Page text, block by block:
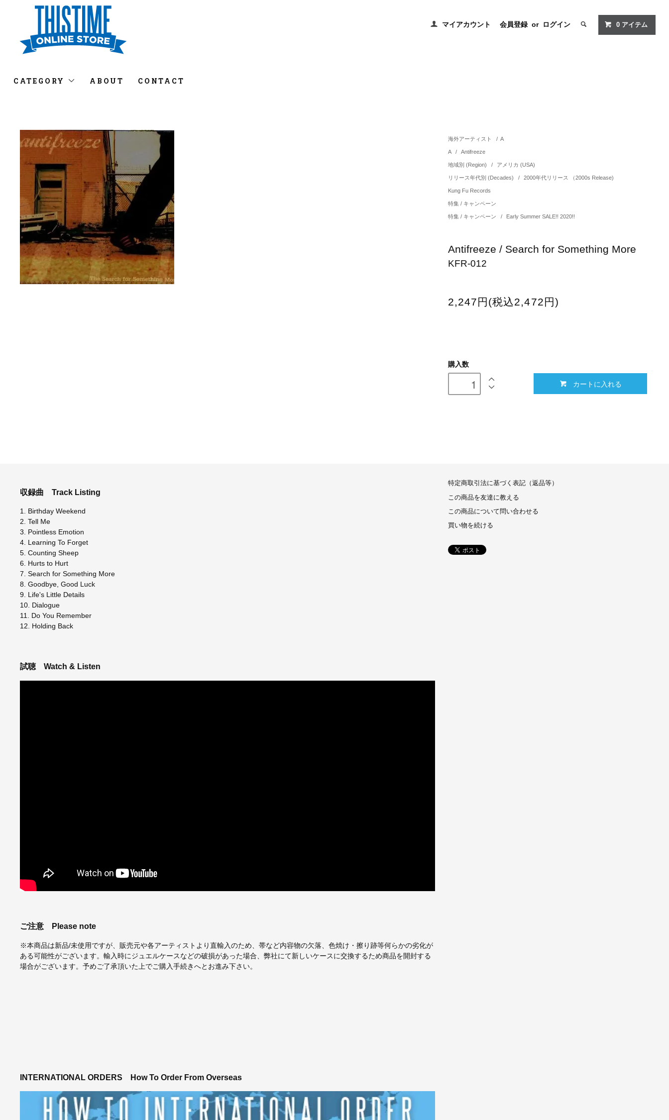
マイアカウント 会員登録 or ログイン 0 アイテム
CATEGORY ABOUT CONTACT
海外アーティスト / A
A / Antifreeze
地域別 (Region) / アメリカ (USA)
リリース年代別 (Decades) / 2000年代リリース （2000s Release)
Kung Fu Records
特集 / キャンペーン
特集 / キャンペーン / Early Summer SALE!! 2020!!
Antifreeze / Search for Something More
KFR-012
2,247円(税込2,472円)
購入数
カートに入れる
収録曲 Track Listing
1. Birthday Weekend
2. Tell Me
3. Pointless Emotion
4. Learning To Forget
5. Counting Sheep
6. Hurts to Hurt
7. Search for Something More
8. Goodbye, Good Luck
9. Life's Little Details
10. Dialogue
11. Do You Remember
12. Holding Back
試聴 Watch & Listen
ご注意 Please note
※本商品は新品/未使用ですが、販売元や各アーティストより直輸入のため、帯など内容物の欠落、色焼け・擦り跡等何らかの劣化が
ある可能性がございます。輸入時にジュエルケースなどの破損があった場合、弊社にて新しいケースに交換するため商品を開封する
場合がございます。予めご了承頂いた上でご購入手続きへとお進み下さい。
INTERNATIONAL ORDERS How To Order From Overseas
特定商取引法に基づく表記（返品等）
この商品を友達に教える
この商品について問い合わせる
買い物を続ける